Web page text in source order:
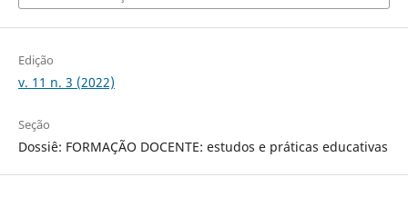
Edição
v. 11 n. 3 (2022)
Seção
Dossiê: FORMAÇÃO DOCENTE: estudos e práticas educativas